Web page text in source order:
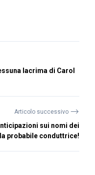
lacrima di Carol
Articolo successivo ⟶
sui nomi dei
probabile conduttrice!